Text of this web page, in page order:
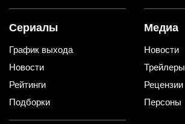
Сериалы
График выхода
Новости
Рейтинги
Подборки
Медиа
Новости
Трейлеры
Рецензии
Персоны